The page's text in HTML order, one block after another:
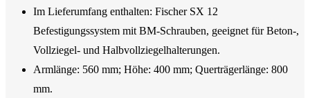
Im Lieferumfang enthalten: Fischer SX 12
Befestigungssystem mit BM-Schrauben, geeignet für Beton-,
Vollziegel- und Halbvollziegelhalterungen.
Armlänge: 560 mm; Höhe: 400 mm; Querträgerlänge: 800
mm.